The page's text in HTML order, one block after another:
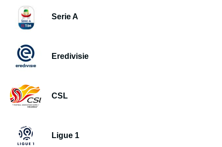
Serie A
Eredivisie
CSL
Ligue 1